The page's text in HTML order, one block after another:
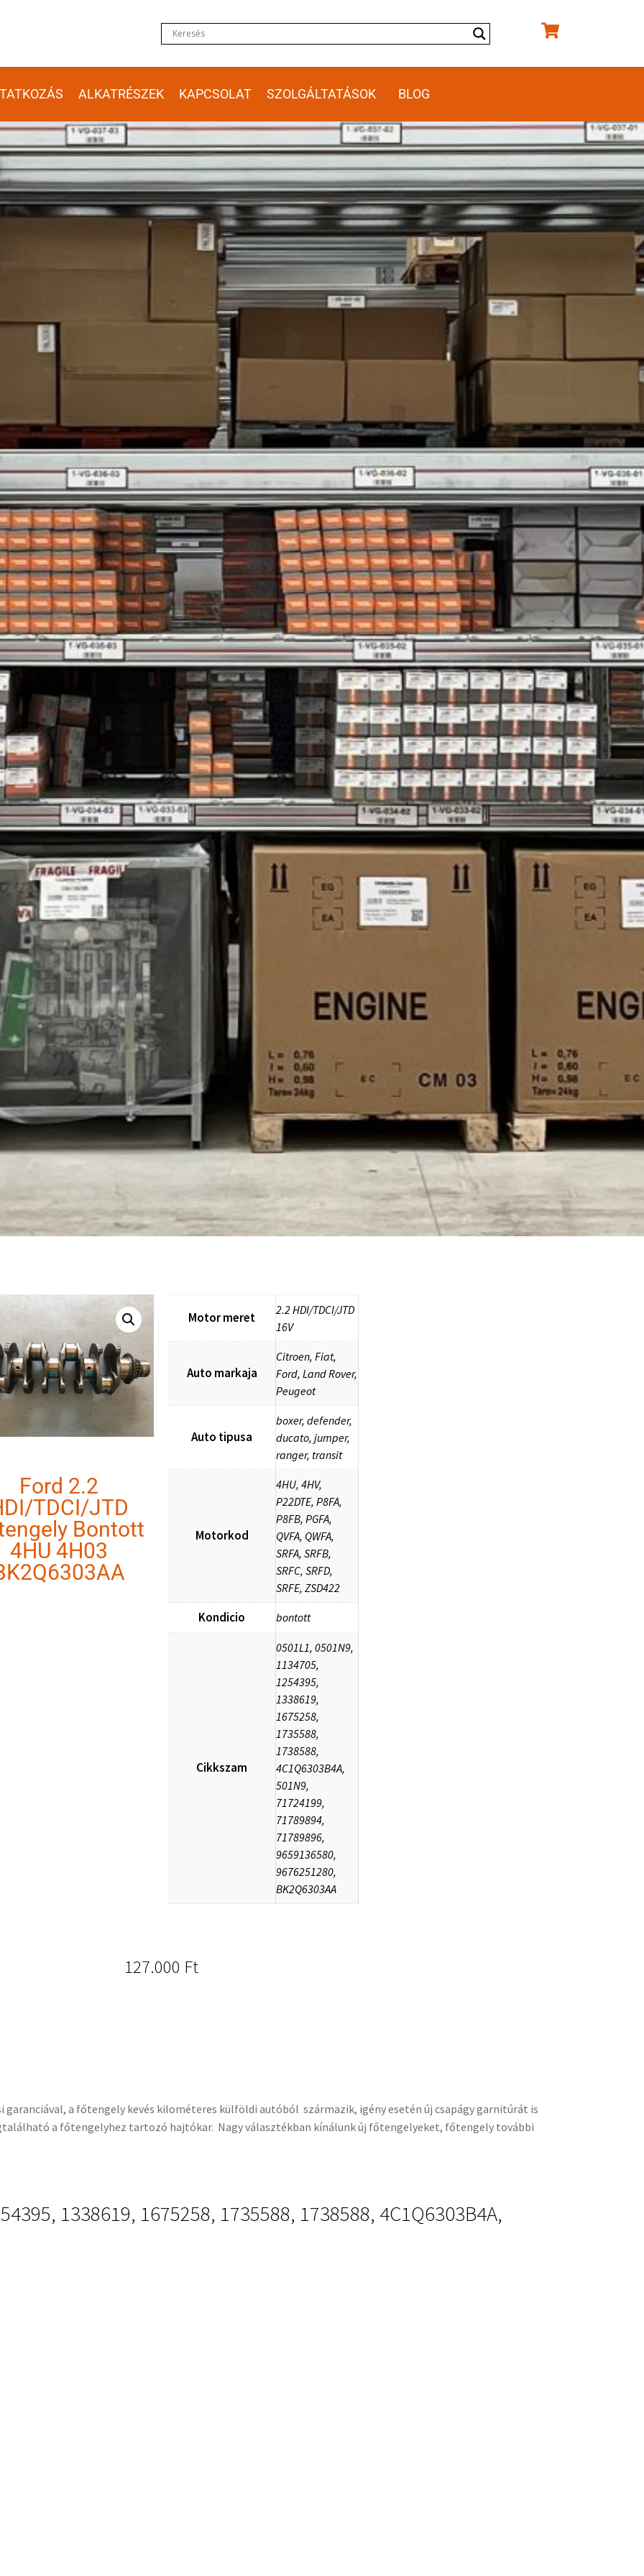
ALKATRÉSZEK KAPCSOLAT SZOLGÁLTATÁSOK BLOG
Ford 2.2
TDCI/JTD
Bontott
4HU 4H03
Motor meret
2.2 HDI/TDCI/JTD
16V
Auto markaja
Citroen, Fiat,
Ford, Land Rover,
Peugeot
Auto tipusa
boxer, defender,
ducato, jumper,
ranger, transit
Motorkod
4HU, 4HV,
P22DTE, P8FA,
P8FB, PGFA,
QVFA, QWFA,
SRFA, SRFB,
SRFC, SRFD,
SRFE, ZSD422
Kondicio bontott
Cikkszam
0501L1, 0501N9,
1134705,
1254395,
1338619,
1675258,
1735588,
1738588,
4C1Q6303B4A,
501N9,
71724199,
71789894,
71789896,
9659136580,
9676251280,
BK2Q6303AA
127.000 Ft
a főtengely kevés kilométeres külföldi autóból származik, igény esetén új csapágy garnitúrát is
a főtengelyhez tartozó hajtókar. Nagy választékban kínálunk új főtengelyeket, főtengely további
1338619, 1675258, 1735588, 1738588, 4C1Q6303B4A,